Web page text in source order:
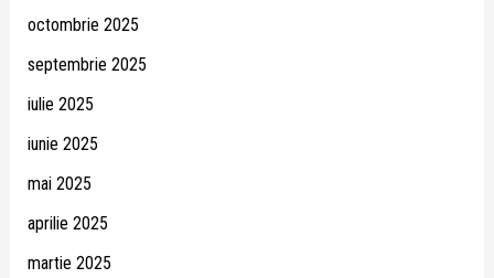
octombrie 2025
septembrie 2025
iulie 2025
iunie 2025
mai 2025
aprilie 2025
martie 2025